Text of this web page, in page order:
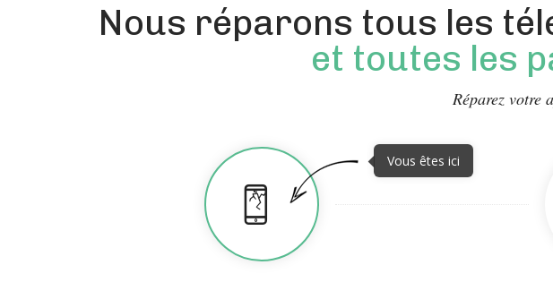
Nous réparons tous les
et toutes les
Réparez votre
Vous êtes ici